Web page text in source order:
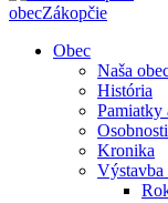
obecZákopčie
Obec
Naša
História
Pamiatky
Kronika
Výstavba